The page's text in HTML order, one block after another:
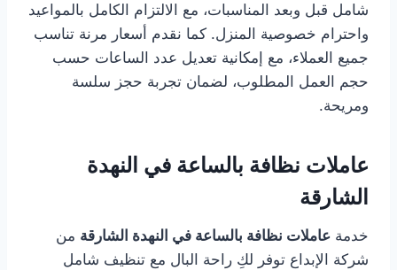
شامل قبل وبعد المناسبات، مع الالتزام الكامل بالمواعيد
واحترام خصوصية المنزل. كما نقدم أسعار مرنة تناسب
جميع العملاء، مع إمكانية تعديل عدد الساعات حسب
حجم العمل المطلوب، لضمان تجربة حجز سلسة
ومريحة.
عاملات نظافة بالساعة في النهدة
الشارقة
خدمة عاملات نظافة بالساعة في النهدة الشارقة من
شركة الإبداع توفر لكِ راحة البال مع تنظيف شامل